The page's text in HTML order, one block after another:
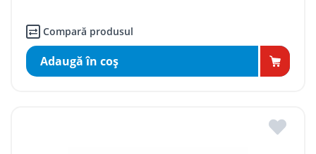
Compară produsul
Adaugă în coş